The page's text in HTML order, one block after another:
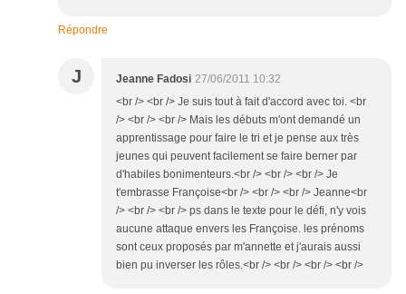
Répondre
J Jeanne Fadosi 27/06/2011 10:32
<br /> <br /> Je suis tout à fait d'accord avec toi. <br
/> <br /> <br /> Mais les débuts m'ont demandé un
apprentissage pour faire le tri et je pense aux très
jeunes qui peuvent facilement se faire berner par
d'habiles bonimenteurs.<br /> <br /> <br /> Je
t'embrasse Françoise<br /> <br /> <br /> Jeanne<br
/> <br /> <br /> ps dans le texte pour le défi, n'y vois
aucune attaque envers les Françoise. les prénoms
sont ceux proposés par m'annette et j'aurais aussi
bien pu inverser les rôles.<br /> <br /> <br /> <br />